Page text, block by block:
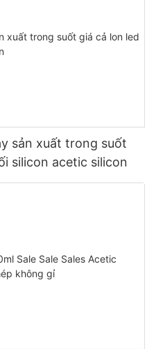
sản xuất trong suốt
silicon acetic silicon